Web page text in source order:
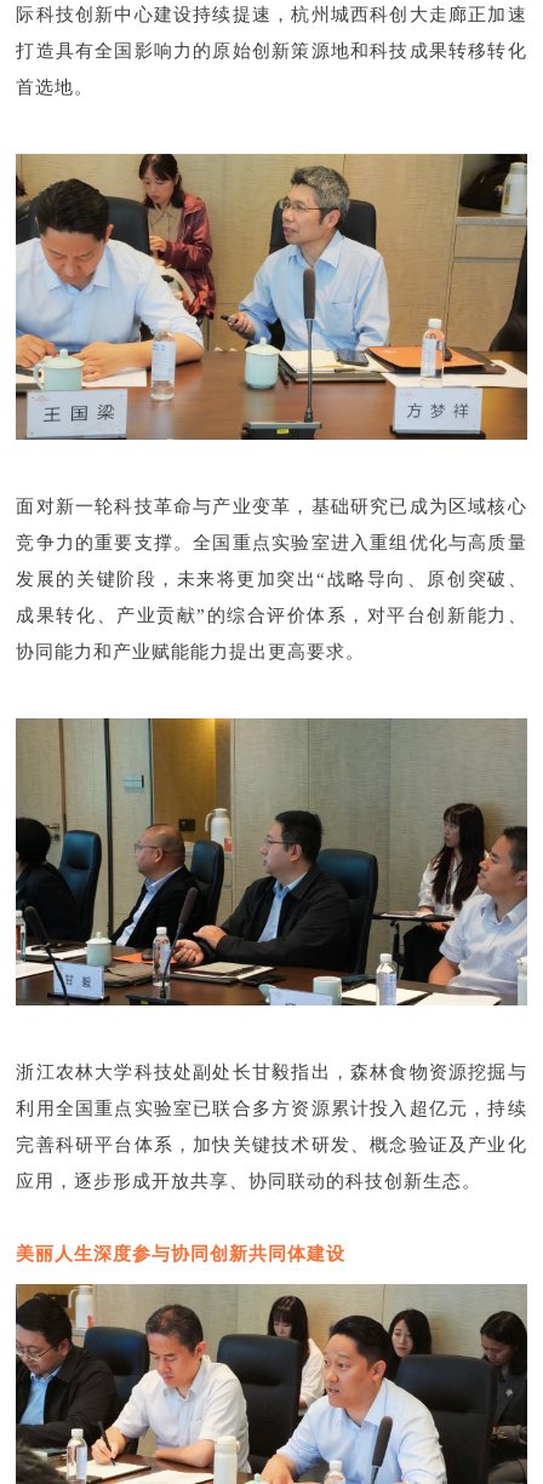
际科技创新中心建设持续提速，杭州城西科创大走廊正加速
打造具有全国影响力的原始创新策源地和科技成果转移转化
首选地。
面对新一轮科技革命与产业变革，基础研究已成为区域核心
竞争力的重要支撑。全国重点实验室进入重组优化与高质量
发展的关键阶段，未来将更加突出“战略导向、原创突破、
成果转化、产业贡献”的综合评价体系，对平台创新能力、
协同能力和产业赋能能力提出更高要求。
浙江农林大学科技处副处长甘毅指出，森林食物资源挖掘与
利用全国重点实验室已联合多方资源累计投入超亿元，持续
完善科研平台体系，加快关键技术研发、概念验证及产业化
应用，逐步形成开放共享、协同联动的科技创新生态。
美丽人生深度参与协同创新共同体建设